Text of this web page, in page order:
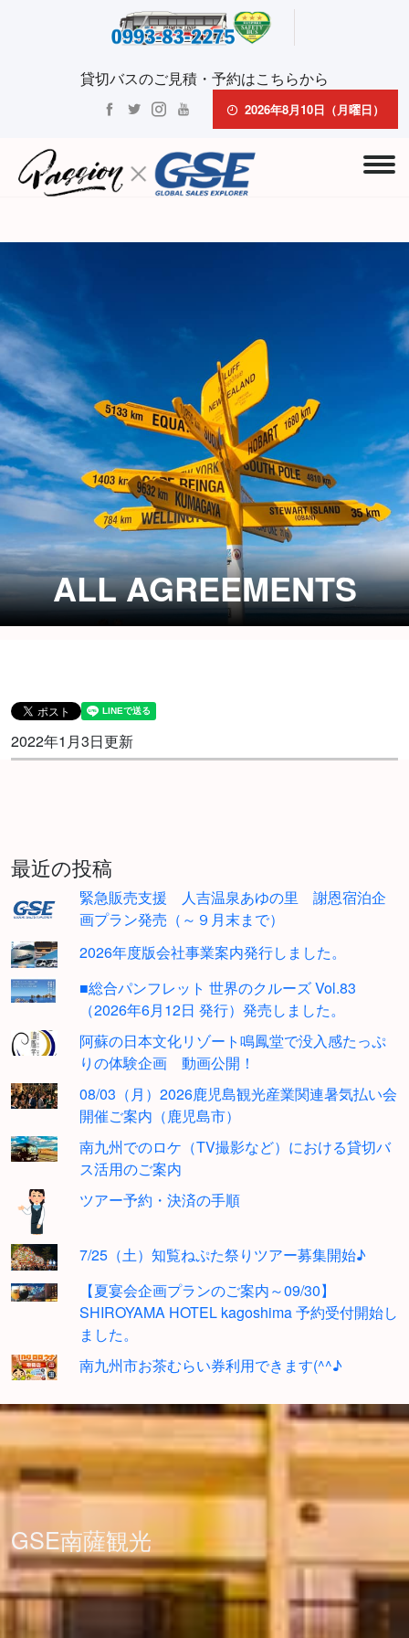
貸切バスのご見積・予約はこちらから
2026年8月10日（月曜日）
ALL AGREEMENTS
2022年1月3日更新
最近の投稿
緊急販売支援 人吉温泉あゆの里 謝恩宿泊企
画プラン発売（～９月末まで）
2026年度版会社事業案内発行しました。
■総合パンフレット 世界のクルーズ Vol.83
（2026年6月12日 発行）発売しました。
阿蘇の日本文化リゾート鳴鳳堂で没入感たっぷ
りの体験企画 動画公開！
08/03（月）2026鹿児島観光産業関連暑気払い会
開催ご案内（鹿児島市）
南九州でのロケ（TV撮影など）における貸切バ
ス活用のご案内
ツアー予約・決済の手順
7/25（土）知覧ねぷた祭りツアー募集開始♪
【夏宴会企画プランのご案内～09/30】
SHIROYAMA HOTEL kagoshima 予約受付開始し
ました。
南九州市お茶むらい券利用できます(^^♪
GSE南薩観光